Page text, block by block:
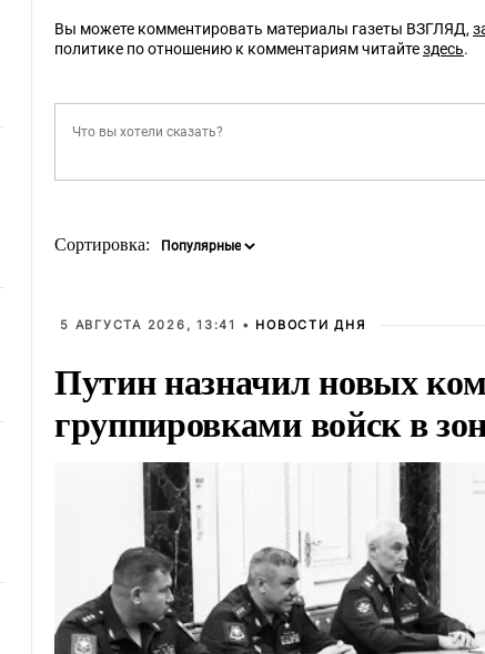
Вы можете комментировать материалы газеты ВЗГЛЯД,
политике по отношению к комментариям читайтездесь.
Сортировка:
5 АВГУСТА 2026, 13:41 • НОВОСТИ ДНЯ
Путин назначил новых
группировками войск в